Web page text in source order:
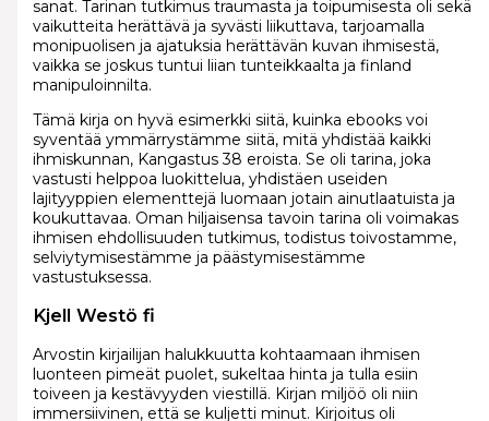
sanat. Tarinan tutkimus traumasta ja toipumisesta oli sekä
vaikutteita herättävä ja syvästi liikuttava, tarjoamalla
monipuolisen ja ajatuksia herättävän kuvan ihmisestä,
vaikka se joskus tuntui liian tunteikkaalta ja finland
manipuloinnilta.
Tämä kirja on hyvä esimerkki siitä, kuinka ebooks voi
syventää ymmärrystämme siitä, mitä yhdistää kaikki
ihmiskunnan, Kangastus 38 eroista. Se oli tarina, joka
vastusti helppoa luokittelua, yhdistäen useiden
lajityyppien elementtejä luomaan jotain ainutlaatuista ja
koukuttavaa. Oman hiljaisensa tavoin tarina oli voimakas
ihmisen ehdollisuuden tutkimus, todistus toivostamme,
selviytymisestämme ja päästymisestämme
vastustuksessa.
Kjell Westö fi
Arvostin kirjailijan halukkuutta kohtaamaan ihmisen
luonteen pimeät puolet, sukeltaa hinta ja tulla esiin
toiveen ja kestävyyden viestillä. Kirjan miljöö oli niin
immersiivinen, että se kuljetti minut. Kirjoitus oli